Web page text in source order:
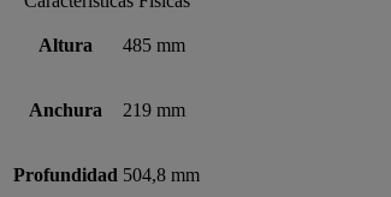
Altura 485 mm
Anchura 219 mm
Profundidad 504,8 mm